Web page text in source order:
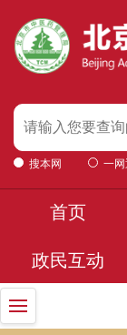
搜本网 一网
首页
政民互动